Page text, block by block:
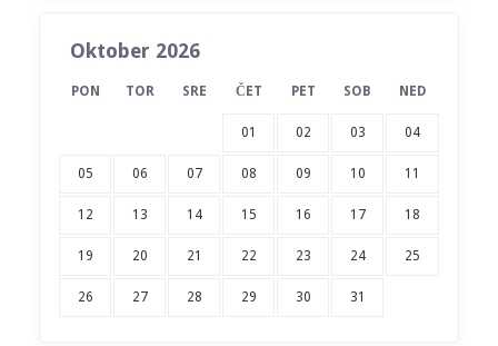
Oktober 2026
PON TOR SRE ČET PET SOB NED
01 02 03 04
05 06 07 08 09 10 11
12 13 14 15 16 17 18
19 20 21 22 23 24 25
26 27 28 29 30 31